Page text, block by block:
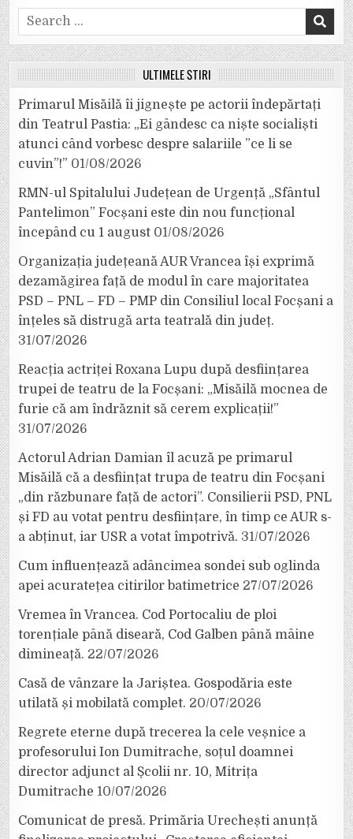
Search
for:
ULTIMELE ȘTIRI
Primarul Misăilă îi jignește pe actorii îndepărtați
din Teatrul Pastia: „Ei gândesc ca niște socialiști
atunci când vorbesc despre salariile ”ce li se
cuvin”!” 01/08/2026
RMN-ul Spitalului Județean de Urgență „Sfântul
Pantelimon” Focșani este din nou funcțional
începând cu 1 august 01/08/2026
Organizația județeană AUR Vrancea își exprimă
dezamăgirea față de modul în care majoritatea
PSD – PNL – FD – PMP din Consiliul local Focșani a
înțeles să distrugă arta teatrală din județ.
31/07/2026
Reacția actriței Roxana Lupu după desființarea
trupei de teatru de la Focșani: „Misăilă mocnea de
furie că am îndrăznit să cerem explicații!”
31/07/2026
Actorul Adrian Damian îl acuză pe primarul
Misăilă că a desființat trupa de teatru din Focșani
„din răzbunare față de actori”. Consilierii PSD, PNL
și FD au votat pentru desființare, în timp ce AUR s-
a abținut, iar USR a votat împotrivă. 31/07/2026
Cum influențează adâncimea sondei sub oglinda
apei acuratețea citirilor batimetrice 27/07/2026
Vremea în Vrancea. Cod Portocaliu de ploi
torențiale până diseară, Cod Galben până mâine
dimineață. 22/07/2026
Casă de vânzare la Jariștea. Gospodăria este
utilată și mobilată complet. 20/07/2026
Regrete eterne după trecerea la cele veșnice a
profesorului Ion Dumitrache, soțul doamnei
director adjunct al Școlii nr. 10, Mitrița
Dumitrache 10/07/2026
Comunicat de presă. Primăria Urechești anunță